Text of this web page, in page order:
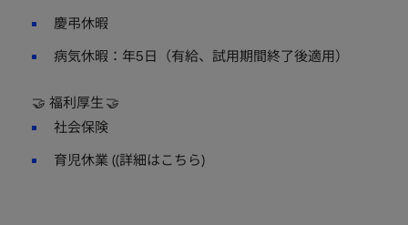
慶弔休暇
病気休暇：年5日（有給、試用期間終了後適用）
🤝 福利厚生 🤝
社会保険
育児休業 ((詳細はこちら)